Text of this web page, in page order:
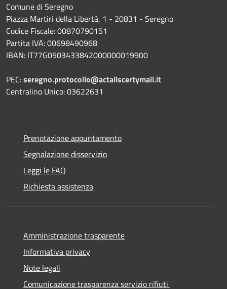
Comune di Seregno
Piazza Martiri della Libertà, 1 - 20831 - Seregno
Codice Fiscale: 00870790151
Partita IVA: 00698490968
IBAN: IT77G0503433842000000019900
PEC:seregno.protocollo@actaliscertymail.it
Centralino Unico: 03622631
Prenotazione appuntamento
Segnalazione disservizio
Leggi le FAQ
Richiesta assistenza
Amministrazione trasparente
Informativa privacy
Note legali
Comunicazione trasparenza servizio rifiuti